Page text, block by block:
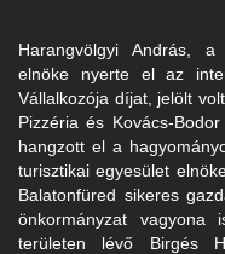
Harangvölgyi András, a
elnöke nyerte el az
Vállalkozója díjat, jelölt
Pizzéria és Kovács-
hangzott el a
turisztikai egyesület
Balatonfüred sikeres
önkormányzat vagyona
területen lévő Birgés